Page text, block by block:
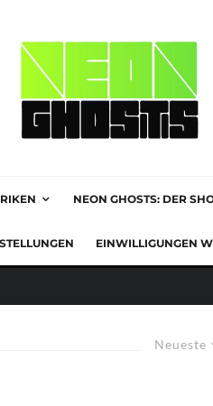
NEON GHOSTS: DER
EINWILLIGUNGEN
Neueste